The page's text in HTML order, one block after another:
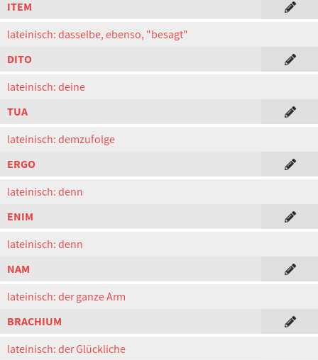
ITEM
lateinisch: dasselbe, ebenso, "besagt"
DITO
lateinisch: deine
TUA
lateinisch: demzufolge
ERGO
lateinisch: denn
ENIM
lateinisch: denn
NAM
lateinisch: der ganze Arm
BRACHIUM
lateinisch: der Glückliche